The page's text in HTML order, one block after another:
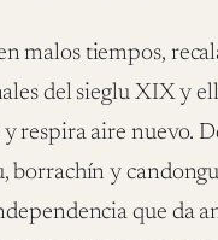
malos tiempos,
del sieglu XIX y
respira aire nuevo.
borrachín y
que da